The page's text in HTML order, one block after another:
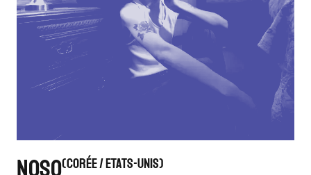
NOSO CORÉE / ETATS-UNIS